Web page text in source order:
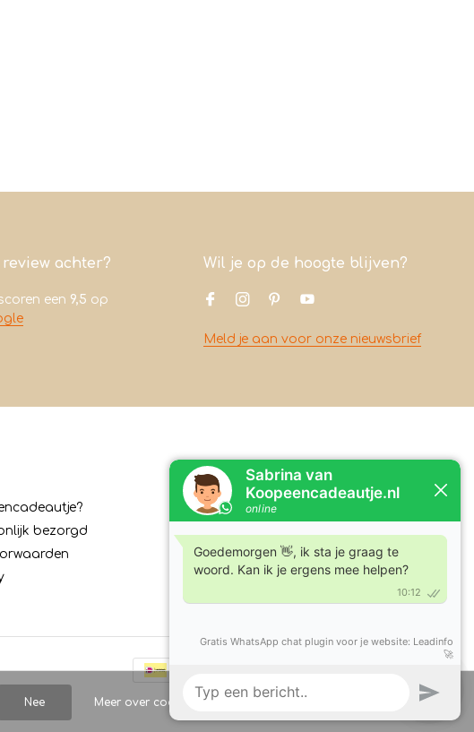
achter?
een 9,5 op
Wil je op de hoogte blijven?
Meld je aan voor onze nieuwsbrief
bezorgd
Contact
Koopeencadeautje.nl
7731DC Ommen
Tel:+31630210762
E-mail:
Nee Meer over cookies »